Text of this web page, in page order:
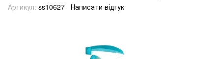
Артикул: ss10627 Написати відгук